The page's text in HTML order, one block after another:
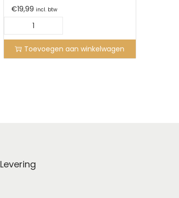
€19,99 incl. btw
Toevoegen aan winkelwagen
Levering